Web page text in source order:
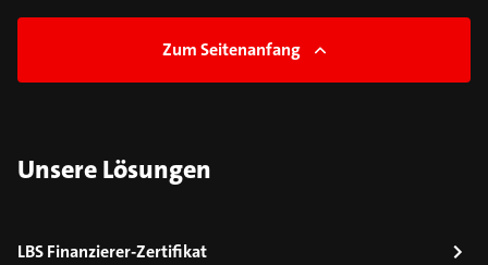
Zum Seitenanfang
Unsere Lösungen
LBS Finanzierer-Zertifikat